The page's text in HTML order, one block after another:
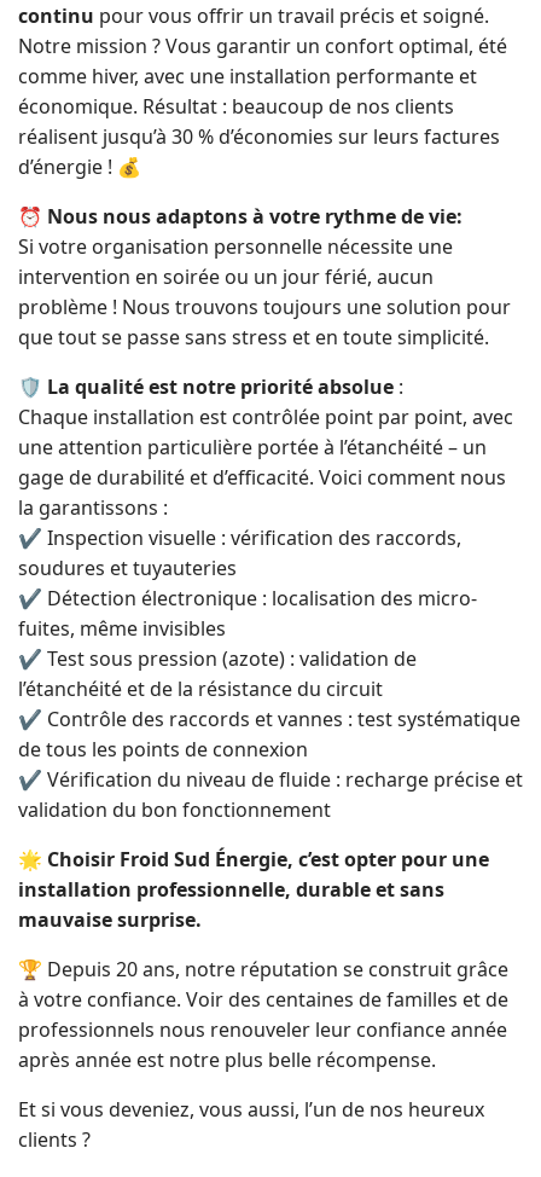
continu pour vous offrir un travail précis et soigné.
Notre mission ? Vous garantir un confort optimal, été
comme hiver, avec une installation performante et
économique. Résultat : beaucoup de nos clients
réalisent jusqu’à 30 % d’économies sur leurs factures
d’énergie ! 💰
⏰ Nous nous adaptons à votre rythme de vie:
Si votre organisation personnelle nécessite une
intervention en soirée ou un jour férié, aucun
problème ! Nous trouvons toujours une solution pour
que tout se passe sans stress et en toute simplicité.
🛡️ La qualité est notre priorité absolue :
Chaque installation est contrôlée point par point, avec
une attention particulière portée à l’étanchéité – un
gage de durabilité et d’efficacité. Voici comment nous
la garantissons :
✔ Inspection visuelle : vérification des raccords,
soudures et tuyauteries
✔ Détection électronique : localisation des micro-
fuites, même invisibles
✔ Test sous pression (azote) : validation de
l’étanchéité et de la résistance du circuit
✔ Contrôle des raccords et vannes : test systématique
de tous les points de connexion
✔ Vérification du niveau de fluide : recharge précise et
validation du bon fonctionnement
🌟 Choisir Froid Sud Énergie, c’est opter pour une
installation professionnelle, durable et sans
mauvaise surprise.
🏆 Depuis 20 ans, notre réputation se construit grâce
à votre confiance. Voir des centaines de familles et de
professionnels nous renouveler leur confiance année
après année est notre plus belle récompense.
Et si vous deveniez, vous aussi, l’un de nos heureux
clients ?